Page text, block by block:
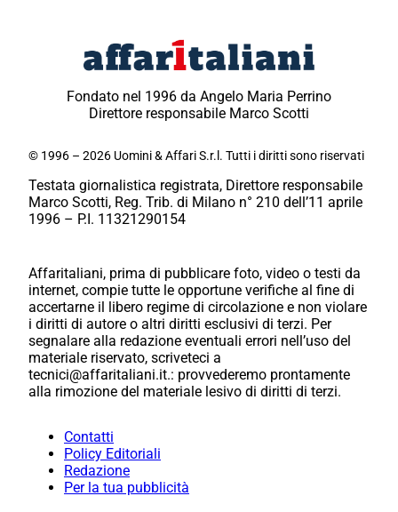
Fondato nel 1996 da Angelo Maria Perrino
Direttore responsabile Marco Scotti
© 1996 – 2026 Uomini & Affari S.r.l. Tutti i diritti sono riservati
Testata giornalistica registrata, Direttore responsabile
Marco Scotti, Reg. Trib. di Milano n° 210 dell’11 aprile
1996 – P.I. 11321290154
Affaritaliani, prima di pubblicare foto, video o testi da
internet, compie tutte le opportune verifiche al fine di
accertarne il libero regime di circolazione e non violare
i diritti di autore o altri diritti esclusivi di terzi. Per
segnalare alla redazione eventuali errori nell’uso del
materiale riservato, scriveteci a
tecnici@affaritaliani.it.: provvederemo prontamente
alla rimozione del materiale lesivo di diritti di terzi.
Contatti
Policy Editoriali
Redazione
Per la tua pubblicità